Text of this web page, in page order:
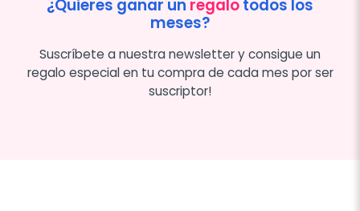
¿Quieres ganar un regalotodos los
meses?
Suscríbete a nuestra newsletter y consigue un
regalo especial en tu compra de cada mes por ser
suscriptor!